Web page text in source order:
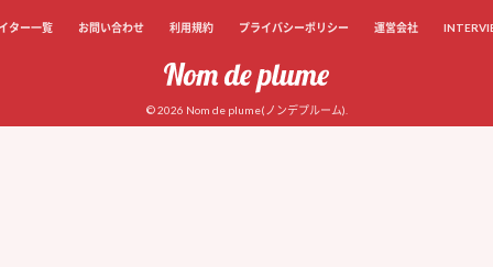
ター一覧 お問い合わせ 利用規約 プライバシーポリシー 運営会社
© 2026 Nom de plume(ノンデプルーム).